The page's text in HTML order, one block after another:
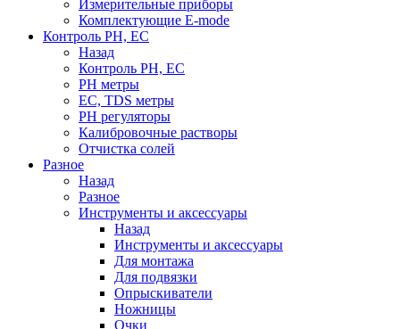
Измерительные приборы
Комплектующие E-mode
Контроль PH, EC
Назад
Контроль PH, EC
PH метры
EC, TDS метры
PH регуляторы
Калибровочные растворы
Отчистка солей
Разное
Назад
Разное
Инструменты и аксессуары
Назад
Инструменты и аксессуары
Для монтажа
Для подвязки
Опрыскиватели
Ножницы
Очки